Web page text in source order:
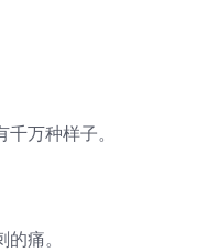
万种样子。
痛。